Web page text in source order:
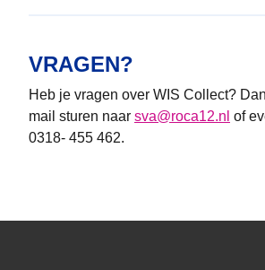
VRAGEN?
Heb je vragen over WIS Collect?
mail sturen naar sva@roca12.nl of
0318- 455 462.